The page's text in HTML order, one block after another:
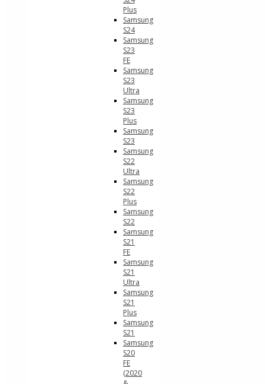
Plus
Samsung
S24
Samsung
S23
FE
Samsung
S23
Ultra
Samsung
S23
Plus
Samsung
S23
Samsung
S22
Ultra
Samsung
S22
Plus
Samsung
S22
Samsung
S21
FE
Samsung
S21
Ultra
Samsung
S21
Plus
Samsung
S21
Samsung
S20
FE
(2020